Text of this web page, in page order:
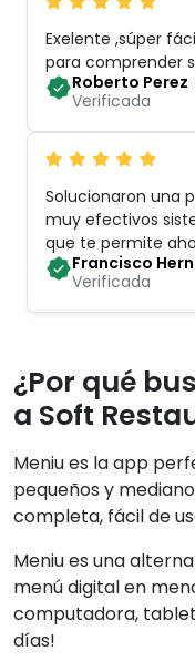
Exelente ,súper
para comprender
Roberto Perez
Verificada
Solucionaron una
muy efectivos
que te permite
Francisco
Verificada
¿Por qué
a Soft
Meniu es la app
pequeños y
completa, fácil de
Meniu es una
menú digital en
computadora,
días!